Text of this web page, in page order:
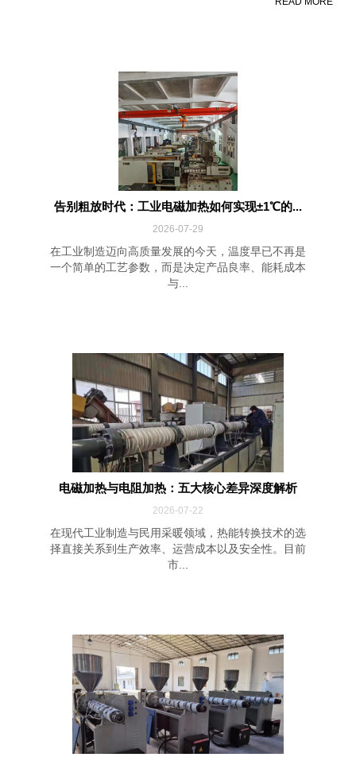
告别粗放时代：工业电磁加热如何实现±1℃的...
2026-07-29
在工业制造迈向高质量发展的今天，温度早已不再是
一个简单的工艺参数，而是决定产品良率、能耗成本
与...
电磁加热与电阻加热：五大核心差异深度解析
2026-07-22
在现代工业制造与民用采暖领域，热能转换技术的选
择直接关系到生产效率、运营成本以及安全性。目前
市...